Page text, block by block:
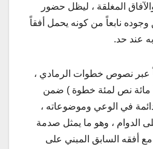
المغلقة ، ليظل حضور
وجوده نابعاً من كونه يحمل أفقاً
به عند حد.
عبر نصوص خطوات الرمادي ،
مائة نص لمئة خطوة ) ضمن
في الوعي وموضوعاته ،
الدوام ، وهو ما يمثل صدمة
أفقه السابق المبني على